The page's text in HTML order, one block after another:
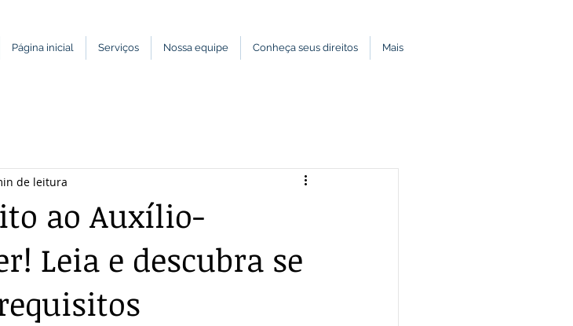
Página inicial Serviços Nossa equipe Conheça seus direitos Mais
ao Auxílio-
Leia e descubra se
de leitura